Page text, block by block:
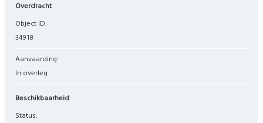
Overdracht
Object ID:
34918
Aanvaarding:
In overleg
Beschikbaarheid
Status: